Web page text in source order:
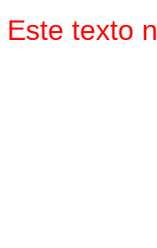
Este texto